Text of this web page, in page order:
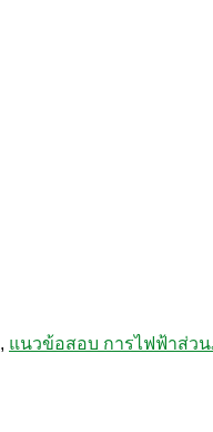
, แนวข้อสอบ การไฟฟ้าส่ว